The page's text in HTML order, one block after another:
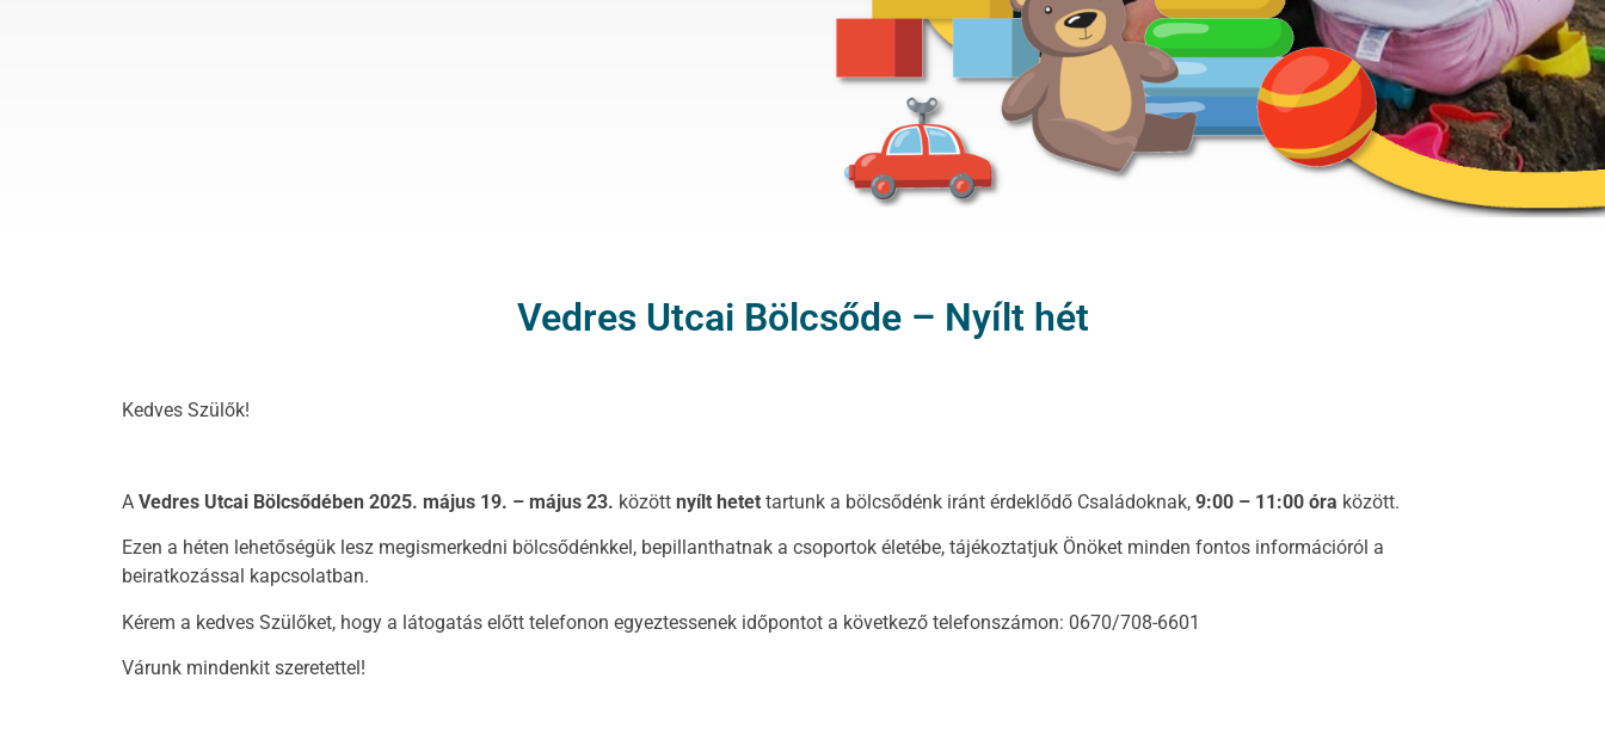
Vedres Utcai Bölcsőde – Nyílt hét
Kedves Szülők!
A Vedres Utcai Bölcsődében 2025. május 19. – május 23. között nyílt hetet tartunk a bölcsődénk iránt érdeklődő Családoknak, 9:00 – 11:00 óra között.
Ezen a héten lehetőségük lesz megismerkedni bölcsődénkkel, bepillanthatnak a csoportok életébe, tájékoztatjuk Önöket minden fontos információról a
beiratkozással kapcsolatban.
Kérem a kedves Szülőket, hogy a látogatás előtt telefonon egyeztessenek időpontot a következő telefonszámon: 0670/708-6601
Várunk mindenkit szeretettel!